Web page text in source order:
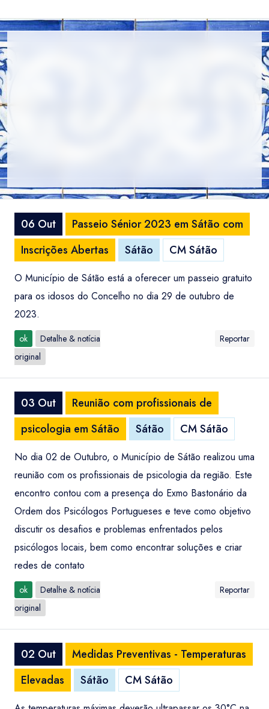
06 Out
Passeio Sénior 2023 em Sátão com
Inscrições Abertas
Sátão CM Sátão
O Município de Sátão está a oferecer um passeio gratuito
para os idosos do Concelho no dia 29 de outubro de
2023.
ok
Detalhe & notícia
original
Reportar
03 Out
Reunião com profissionais de
psicologia em Sátão
Sátão CM Sátão
No dia 02 de Outubro, o Município de Sátão realizou uma
reunião com os profissionais de psicologia da região. Este
encontro contou com a presença do Exmo Bastonário da
Ordem dos Psicólogos Portugueses e teve como objetivo
discutir os desafios e problemas enfrentados pelos
psicólogos locais, bem como encontrar soluções e criar
redes de contato
ok
Detalhe & notícia
original
Reportar
02 Out
Medidas Preventivas - Temperaturas
Elevadas
Sátão CM Sátão